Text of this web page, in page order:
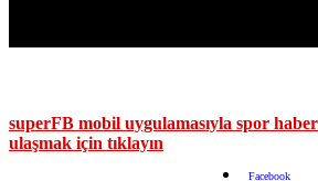
superFB mobil uygulamasıyla spor
ulaşmak için tıklayın
Facebook